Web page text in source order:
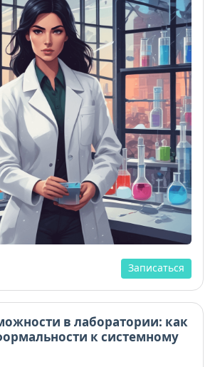
Записаться
в лаборатории: как
к системному